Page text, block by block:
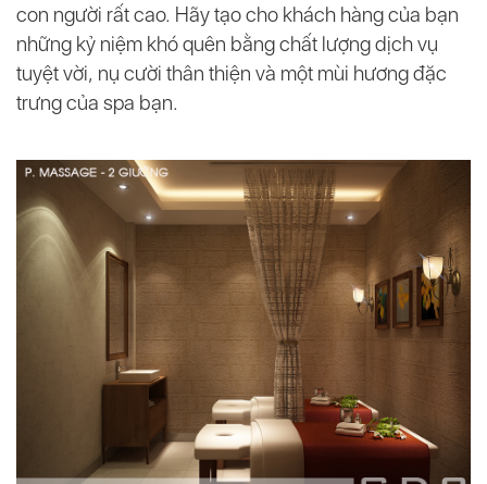
con người rất cao. Hãy tạo cho khách hàng của bạn
những kỷ niệm khó quên bằng chất lượng dịch vụ
tuyệt vời, nụ cười thân thiện và một mùi hương đặc
trưng của spa bạn.